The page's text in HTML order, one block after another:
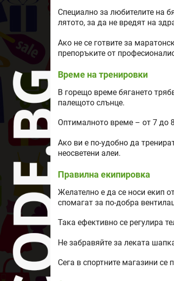
Специално за любителите на
лятото, за да не вредят на
Ако не се готвите за
препоръките от
Време на тренировки
В горещо време бягането
палещото слънце.
Оптималното време – от 7 до
Ако ви е по-удобно да
неосветени алеи.
Правилна екипировка
Желателно е да се носи екип
спомагат за по-добра
Така ефективно се регулира
Не забравяйте за леката
Сега в спортните магазини се